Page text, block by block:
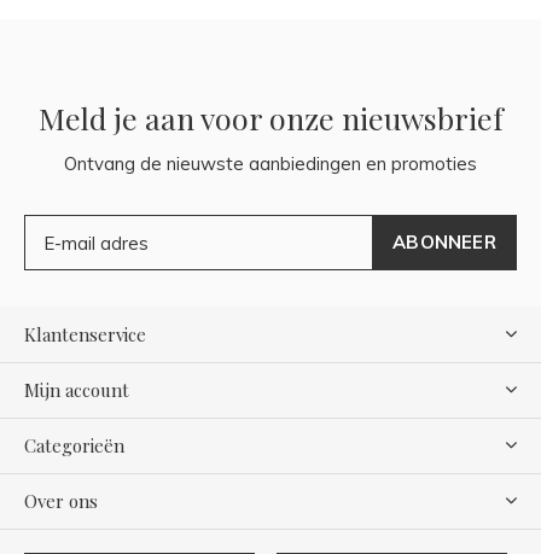
Meld je aan voor onze nieuwsbrief
Ontvang de nieuwste aanbiedingen en promoties
ABONNEER
Klantenservice
Mijn account
Categorieën
Over ons